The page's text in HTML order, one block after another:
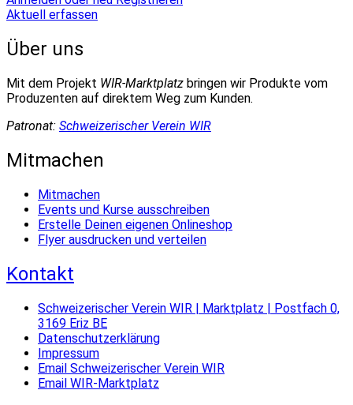
Aktuell erfassen
Über uns
Mit dem Projekt WIR-Marktplatz bringen wir Produkte vom
Produzenten auf direktem Weg zum Kunden.
Patronat: Schweizerischer Verein WIR
Mitmachen
Mitmachen
Events und Kurse ausschreiben
Erstelle Deinen eigenen Onlineshop
Flyer ausdrucken und verteilen
Kontakt
Schweizerischer Verein WIR | Marktplatz | Postfach 0,
3169 Eriz BE
Datenschutzerklärung
Impressum
Email Schweizerischer Verein WIR
Email WIR-Marktplatz